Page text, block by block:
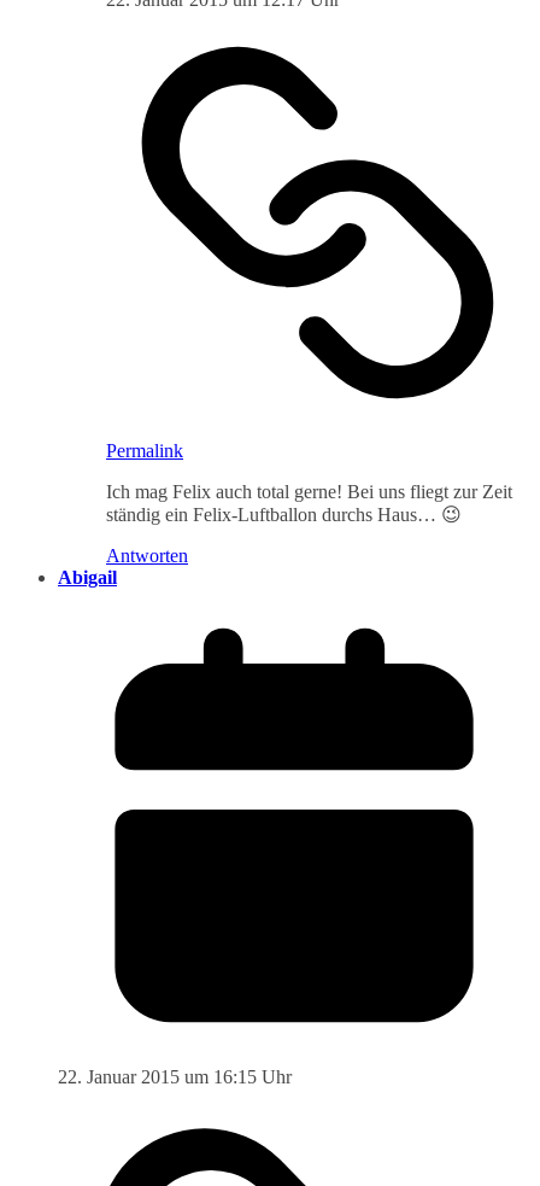
Permalink
Ich mag Felix auch total gerne! Bei uns fliegt zur Zeit
ständig ein Felix-Luftballon durchs Haus… 😉
Antworten
Abigail
22. Januar 2015 um 16:15 Uhr